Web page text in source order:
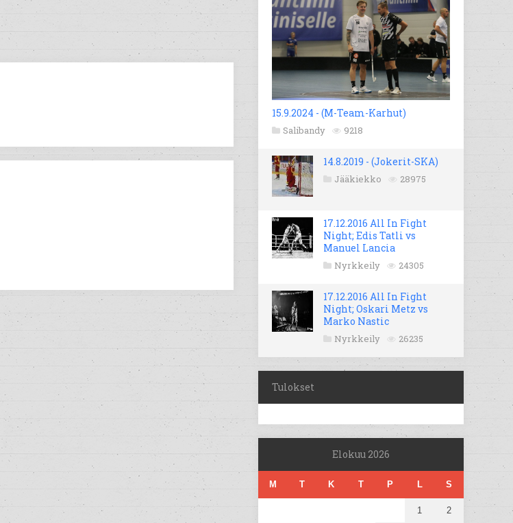
15.9.2024 - (M-Team-Karhut)
Salibandy 9218
14.8.2019 - (Jokerit-SKA)
Jääkiekko 28975
17.12.2016 All In Fight
Night; Edis Tatli vs
Manuel Lancia
Nyrkkeily 24305
17.12.2016 All In Fight
Night; Oskari Metz vs
Marko Nastic
Nyrkkeily 26235
Tulokset
Elokuu 2026
M T K T P L S
1 2